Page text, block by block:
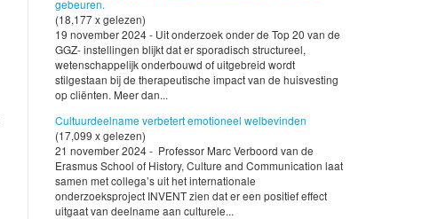
gebeuren.
(18,177 x gelezen)
19 november 2024 - Uit onderzoek onder de Top 20 van de
GGZ- instellingen blijkt dat er sporadisch structureel,
wetenschappelijk onderbouwd of uitgebreid wordt
stilgestaan bij de therapeutische impact van de huisvesting
op cliënten. Meer dan...
Cultuurdeelname verbetert emotioneel welbevinden
(17,099 x gelezen)
21 november 2024 - Professor Marc Verboord van de
Erasmus School of History, Culture and Communication laat
samen met collega’s uit het internationale
onderzoeksproject INVENT zien dat er een positief effect
uitgaat van deelname aan culturele...